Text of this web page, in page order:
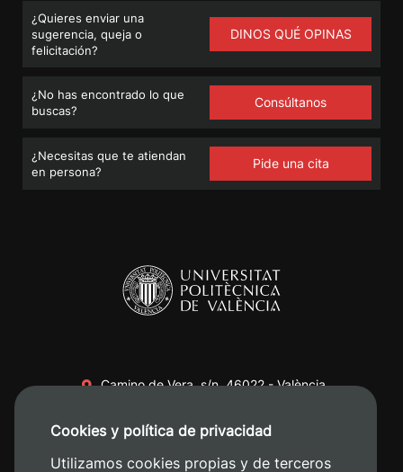
¿Quieres enviar una
sugerencia, queja o
felicitación?
DINOS QUÉ OPINAS
¿No has encontrado lo que
buscas?
Consúltanos
¿Necesitas que te atiendan
en persona?
Pide una cita
Camino de Vera, s/n. 46022 - València
+34 620 04 00 50
Cookies y política de privacidad
Utilizamos cookies propias y de terceros